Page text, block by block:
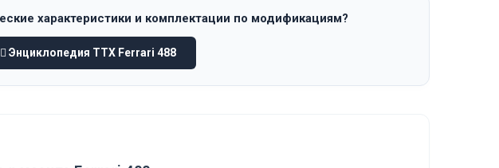
характеристики и комплектации по модификациям?
Энциклопедия ТТХ Ferrari 488